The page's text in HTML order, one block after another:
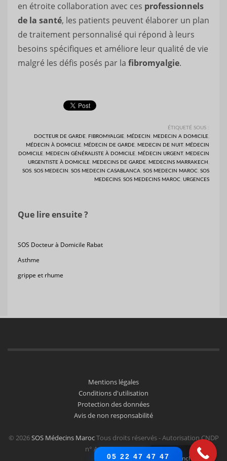
en étroite collaboration avec ces professionnels
de la santé, les patients peuvent élaborer un plan
de traitement personnalisé qui répond à leurs
besoins spécifiques et améliore leur qualité de vie
malgré les défis posés par la fibromyalgie.
ÉTIQUETÉ SOUS :
DOCTEUR DE GARDE, FIBROMYALGIE, MÉDECIN , MEDECIN A DOMICILE,
MÉDECIN À DOMICILE, MÉDECIN DE GARDE, MEDECIN DE NUIT, MÉDECIN
DOMICILE, MEDECIN GÉNÉRALISTE À DOMICILE, MÉDECIN URGENT, MEDECIN
URGENTISTE À DOMICILE, MEDECINS DE GARDE, MEDECINS MARRAKECH ,
SOS, SOS MEDECIN , SOS MEDECIN CASABLANCA, SOS MEDECIN MAROC , SOS
MEDECINS, SOS MEDECINS MAROC , URGENCES
Que lire ensuite ?
SOS Docteur à Domicile Rabat
Asthme
grippe et rhume
Mentions légales
Conditions d'utilisation
Protection des données
Avis de non responsabilité
© 2026SOS Médecins MarocTous droits réservés - Autorisation CNDP
n° A-PO-1256/2024
French
05 22 47 47 47